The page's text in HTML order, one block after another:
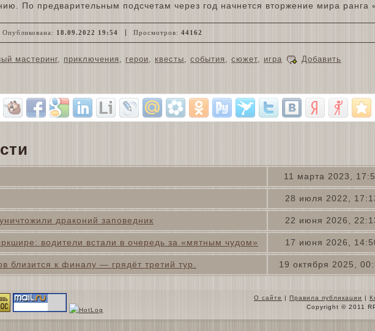
По предварительным подсчетам через год начнется вторжение мира ранга
Опубликована: 18.09.2022 19:54 Просмотров: 44162
мастеринг, приключения герои квесты события сюжет игра
Добавить
11 марта 2023,
28 июля 2022,
22 июня 2026,
драконий заповедник
17 июня 2026,
водители встали в очередь за «мятным чудом»
19 октября 2025,
близится к финалу — грядёт третий тур.
О сайте | Правила публикации |
Copyright © 2011